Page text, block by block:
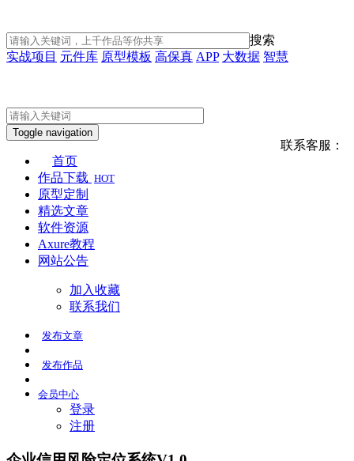
搜索
实战项目 元件库 原型模板 高保真 APP 大数据 智慧
联系客服：
Toggle navigation
首页
作品下载 HOT
原型定制
精选文章
软件资源
Axure教程
网站公告
加入收藏
联系我们
发布文章
发布作品
会员中心
登录
注册